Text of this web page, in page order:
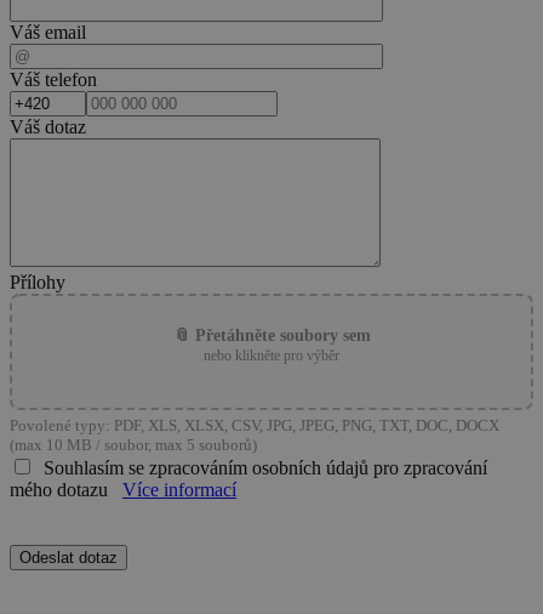
Váš email
Váš telefon
Váš dotaz
Přílohy
📎 Přetáhněte soubory sem
nebo klikněte pro výběr
Povolené typy: PDF, XLS, XLSX, CSV, JPG, JPEG, PNG, TXT, DOC, DOCX
(max 10 MB / soubor, max 5 souborů)
Souhlasím se zpracováním osobních údajů pro zpracování
mého dotazu
Více informací